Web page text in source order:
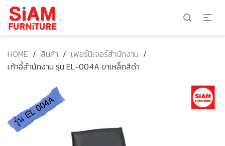
HOME / สินค้า / เฟอร์นิเจอร์สำนักงาน /
เก้าอี้สำนักงาน รุ่น EL-004A ขาเหล็กสีดำ